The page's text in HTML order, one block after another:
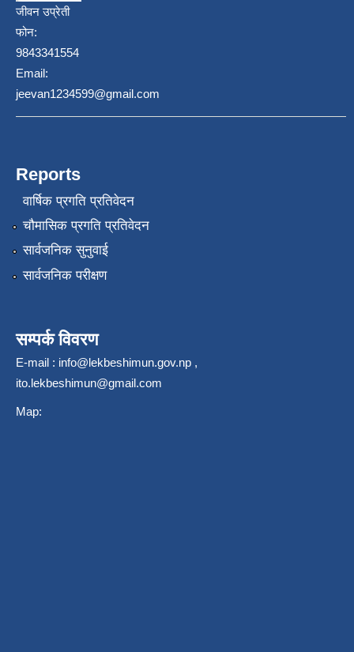
जीवन उप्रेती
फोन:
9843341554
Email:
jeevan1234599@gmail.com
Reports
वार्षिक प्रगति प्रतिवेदन
चौमासिक प्रगति प्रतिवेदन
सार्वजनिक सुनुवाई
सार्वजनिक परीक्षण
सम्पर्क विवरण
E-mail : info@lekbeshimun.gov.np ,
ito.lekbeshimun@gmail.com
Map: